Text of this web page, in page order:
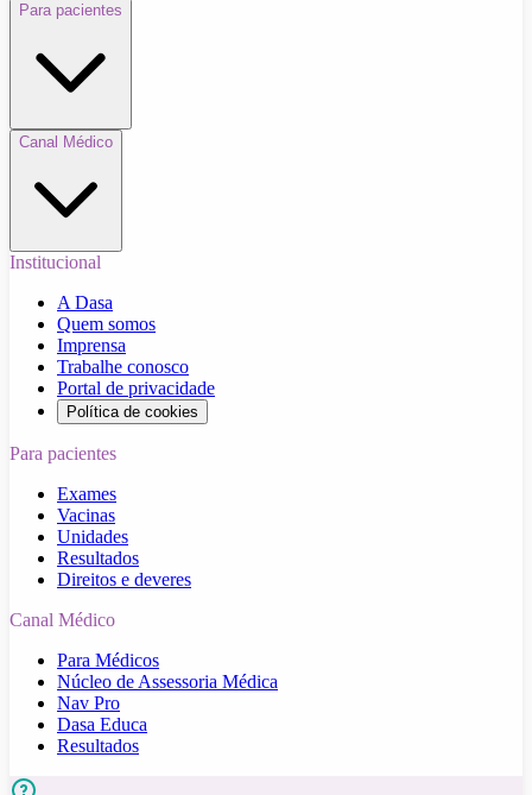
Para pacientes
Canal Médico
Institucional
A Dasa
Quem somos
Imprensa
Trabalhe conosco
Portal de privacidade
Política de cookies
Para pacientes
Exames
Vacinas
Unidades
Resultados
Direitos e deveres
Canal Médico
Para Médicos
Núcleo de Assessoria Médica
Nav Pro
Dasa Educa
Resultados